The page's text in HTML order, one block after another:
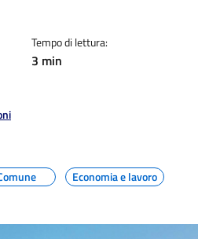
Tempo di lettura:
3 min
Economia e lavoro